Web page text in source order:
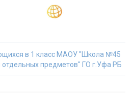
в 1 класс МАОУ "Школа №45
предметов" ГО г.Уфа РБ